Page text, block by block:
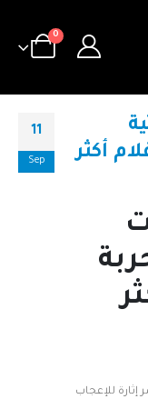
0
11
Sep
أكثر
إثارة للإعجاب